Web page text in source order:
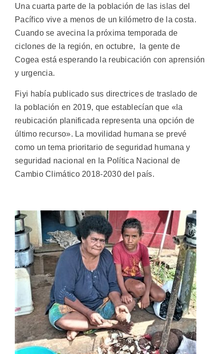
Una cuarta parte de la población de las islas del
Pacífico vive a menos de un kilómetro de la costa.
Cuando se avecina la próxima temporada de
ciclones de la región, en octubre, la gente de
Cogea está esperando la reubicación con aprensión
y urgencia.
Fiyi había publicado sus directrices de traslado de
la población en 2019, que establecían que «la
reubicación planificada representa una opción de
último recurso». La movilidad humana se prevé
como un tema prioritario de seguridad humana y
seguridad nacional en la Política Nacional de
Cambio Climático 2018-2030 del país.